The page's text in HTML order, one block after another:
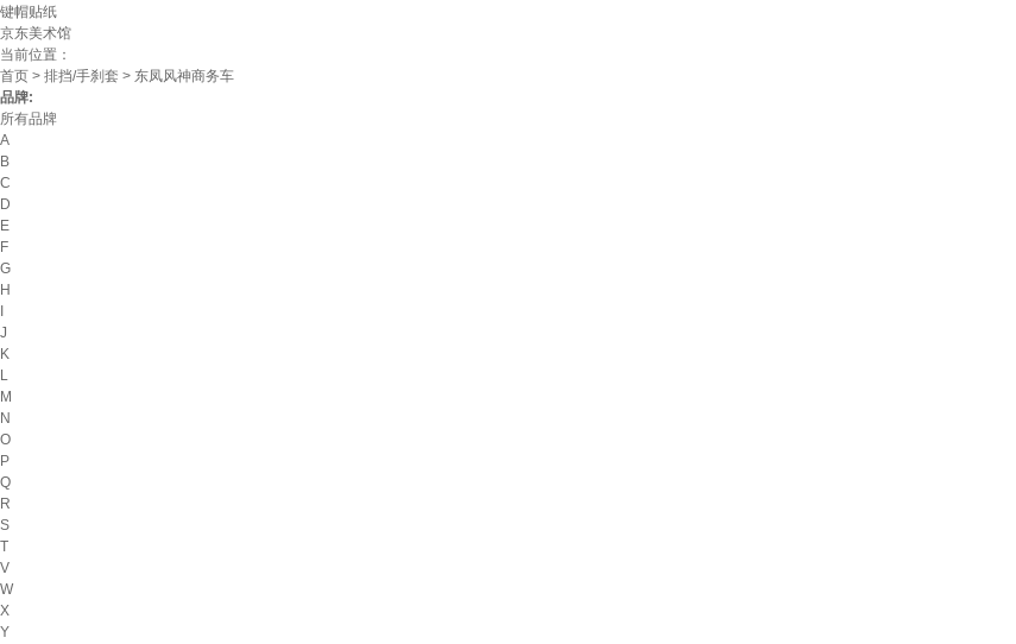
键帽贴纸
京东美术馆
当前位置：
首页 > 排挡/手刹套 > 东凤风神商务车
品牌:
所有品牌
A
B
C
D
E
F
G
H
J
K
L
M
N
O
P
Q
R
S
T
V
W
X
Y